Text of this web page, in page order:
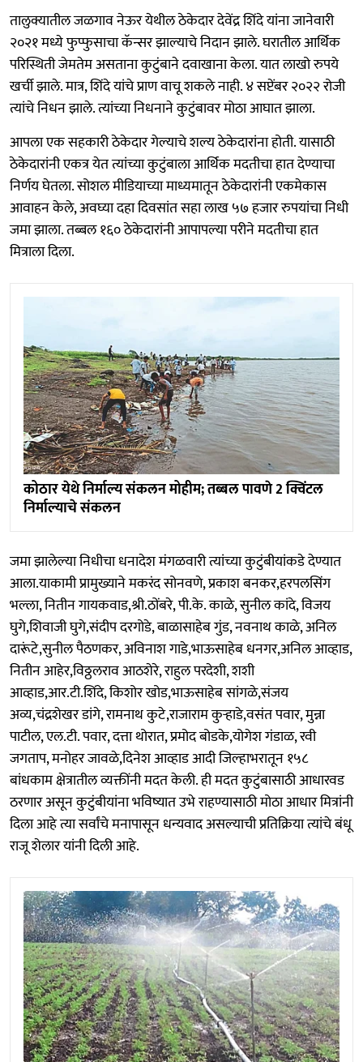
तालुक्यातील जळगाव नेऊर येथील ठेकेदार देवेंद्र शिंदे यांना जानेवारी
२०२१ मध्ये फुप्फुसाचा कॅन्सर झाल्याचे निदान झाले. घरातील आर्थिक
परिस्थिती जेमतेम असताना कुटुंबाने दवाखाना केला. यात लाखो रुपये
खर्ची झाले. मात्र, शिंदे यांचे प्राण वाचू शकले नाही. ४ सप्टेंबर २०२२ रोजी
त्यांचे निधन झाले. त्यांच्या निधनाने कुटुंबावर मोठा आघात झाला.
आपला एक सहकारी ठेकेदार गेल्याचे शल्य ठेकेदारांना होती. यासाठी
ठेकेदारांनी एकत्र येत त्यांच्या कुटुंबाला आर्थिक मदतीचा हात देण्याचा
निर्णय घेतला. सोशल मीडियाच्या माध्यमातून ठेकेदारांनी एकमेकास
आवाहन केले, अवघ्या दहा दिवसांत सहा लाख ५७ हजार रुपयांचा निधी
जमा झाला. तब्बल १६० ठेकेदारांनी आपापल्या परीने मदतीचा हात
मित्राला दिला.
कोठार येथे निर्माल्य संकलन मोहीम; तब्बल पावणे 2 क्विंटल
निर्माल्याचे संकलन
जमा झालेल्या निधीचा धनादेश मंगळवारी त्यांच्या कुटुंबीयांकडे देण्यात
आला.याकामी प्रामुख्याने मकरंद सोनवणे, प्रकाश बनकर,हरपलसिंग
भल्ला, नितीन गायकवाड,श्री.ठोंबरे, पी.के. काळे, सुनील कांदे, विजय
घुगे,शिवाजी घुगे,संदीप दरगोडे, बाळासाहेब गुंड, नवनाथ काळे, अनिल
दारूंटे,सुनील पैठणकर, अविनाश गाडे,भाऊसाहेब धनगर,अनिल आव्हाड,
नितीन आहेर,विठ्ठलराव आठशेरे, राहुल परदेशी, शशी
आव्हाड,आर.टी.शिंदे, किशोर खोड,भाऊसाहेब सांगळे,संजय
अव्य,चंद्रशेखर डांगे, रामनाथ कुटे,राजाराम कुऱ्हाडे,वसंत पवार, मुन्ना
पाटील, एल.टी. पवार, दत्ता थोरात, प्रमोद बोडके,योगेश गंडाळ, रवी
जगताप, मनोहर जावळे,दिनेश आव्हाड आदी जिल्हाभरातून १५८
बांधकाम क्षेत्रातील व्यक्तींनी मदत केली. ही मदत कुटुंबासाठी आधारवड
ठरणार असून कुटुंबीयांना भविष्यात उभे राहण्यासाठी मोठा आधार मित्रांनी
दिला आहे त्या सर्वांचे मनापासून धन्यवाद असल्याची प्रतिक्रिया त्यांचे बंधू
राजू शेलार यांनी दिली आहे.